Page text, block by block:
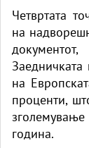
Четвртата
на
на
проценти,
година.